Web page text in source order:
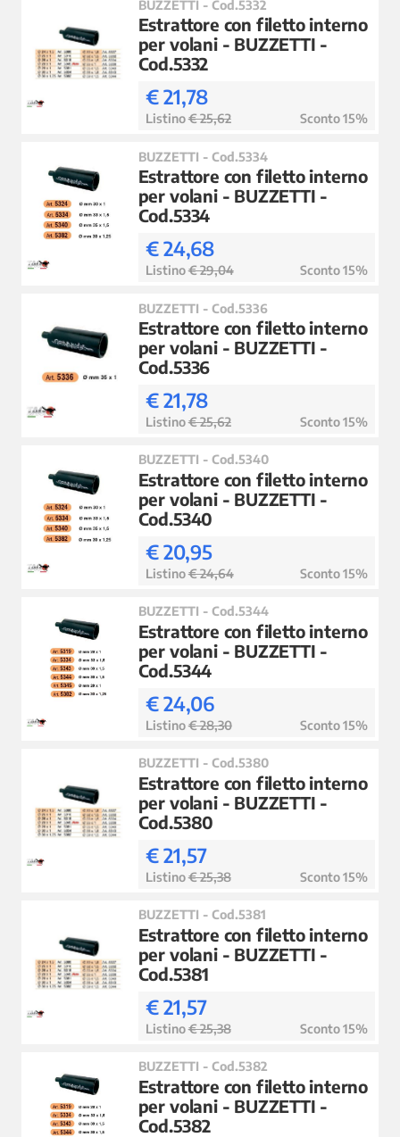
BUZZETTI - Cod.5332
Estrattore con filetto interno
per volani - BUZZETTI -
Cod.5332
€ 21,78
Listino€ 25,62 Sconto 15%
BUZZETTI - Cod.5334
Estrattore con filetto interno
per volani - BUZZETTI -
Cod.5334
€ 24,68
Listino€ 29,04 Sconto 15%
BUZZETTI - Cod.5336
Estrattore con filetto interno
per volani - BUZZETTI -
Cod.5336
€ 21,78
Listino€ 25,62 Sconto 15%
BUZZETTI - Cod.5340
Estrattore con filetto interno
per volani - BUZZETTI -
Cod.5340
€ 20,95
Listino€ 24,64 Sconto 15%
BUZZETTI - Cod.5344
Estrattore con filetto interno
per volani - BUZZETTI -
Cod.5344
€ 24,06
Listino€ 28,30 Sconto 15%
BUZZETTI - Cod.5380
Estrattore con filetto interno
per volani - BUZZETTI -
Cod.5380
€ 21,57
Listino€ 25,38 Sconto 15%
BUZZETTI - Cod.5381
Estrattore con filetto interno
per volani - BUZZETTI -
Cod.5381
€ 21,57
Listino€ 25,38 Sconto 15%
BUZZETTI - Cod.5382
Estrattore con filetto interno
per volani - BUZZETTI -
Cod.5382